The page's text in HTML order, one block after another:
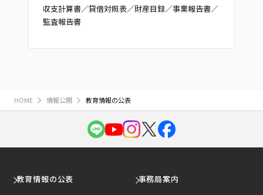
収支計算書／貸借対照表／財産目録／事業報告書／
監査報告書
HOME 情報公開 教育情報の公表
教育情報の公表
事務局案内